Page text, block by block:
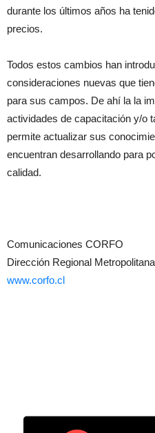
durante los últimos años ha
precios.
Todos estos cambios han
consideraciones nuevas que
para sus campos. De ahí la la
actividades de capacitación y/o
permite actualizar sus
encuentran desarrollando para
calidad.
Comunicaciones CORFO
Dirección Regional Metropolitana
www.corfo.cl